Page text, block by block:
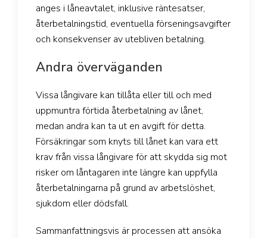
anges i låneavtalet, inklusive räntesatser,
återbetalningstid, eventuella förseningsavgifter
och konsekvenser av utebliven betalning.
Andra överväganden
Vissa långivare kan tillåta eller till och med
uppmuntra förtida återbetalning av lånet,
medan andra kan ta ut en avgift för detta.
Försäkringar som knyts till lånet kan vara ett
krav från vissa långivare för att skydda sig mot
risker om låntagaren inte längre kan uppfylla
återbetalningarna på grund av arbetslöshet,
sjukdom eller dödsfall.
Sammanfattningsvis är processen att ansöka